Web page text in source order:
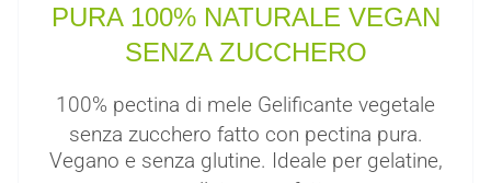
PURA 100% NATURALE VEGAN
SENZA ZUCCHERO
100% pectina di mele Gelificante vegetale
senza zucchero fatto con pectina pura.
Vegano e senza glutine. Ideale per gelatine,